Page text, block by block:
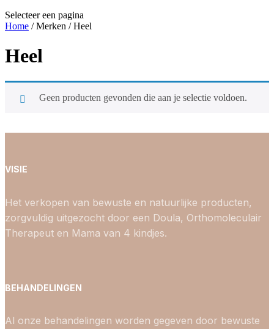
Selecteer een pagina
Home / Merken / Heel
Heel
Geen producten gevonden die aan je selectie voldoen.
VISIE
Het verkopen van bewuste en natuurlijke producten,
zorgvuldig uitgezocht door een Doula, Orthomoleculair
Therapeut en Mama van 4 kindjes.
BEHANDELINGEN
Al onze behandelingen worden gegeven door bewuste